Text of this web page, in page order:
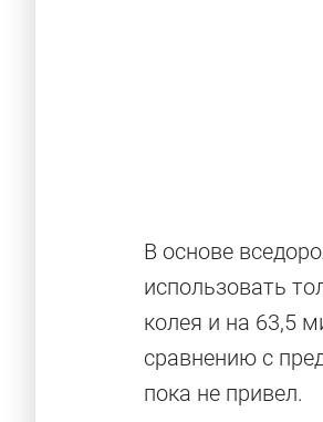
В основе
использовать
колея и на 63,5
сравнению с
пока не привел.